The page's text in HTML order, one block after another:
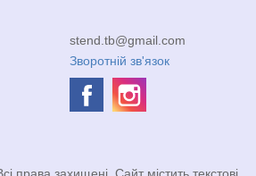
stend.tb@gmail.com
Зворотній зв'язок